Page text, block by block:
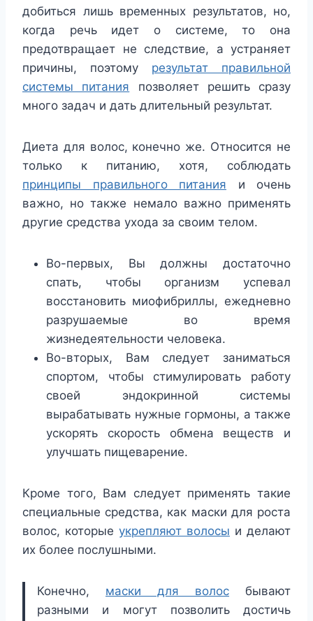
добиться лишь временных результатов, но,
когда речь идет о системе, то она
предотвращает не следствие, а устраняет
причины, поэтому результат правильной
системы питания позволяет решить сразу
много задач и дать длительный результат.
Диета для волос, конечно же. Относится не
только к питанию, хотя, соблюдать
принципы правильного питания и очень
важно, но также немало важно применять
другие средства ухода за своим телом.
Во-первых, Вы должны достаточно
спать, чтобы организм успевал
восстановить миофибриллы, ежедневно
разрушаемые во время
жизнедеятельности человека.
Во-вторых, Вам следует заниматься
спортом, чтобы стимулировать работу
своей эндокринной системы
вырабатывать нужные гормоны, а также
ускорять скорость обмена веществ и
улучшать пищеварение.
Кроме того, Вам следует применять такие
специальные средства, как маски для роста
волос, которые укрепляют волосы и делают
их более послушными.
Конечно, маски для волос бывают
разными и могут позволить достичь